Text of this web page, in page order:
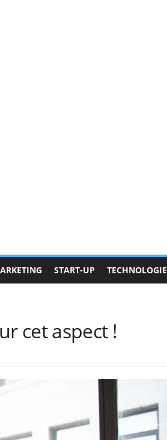
START-UP TECHNOLOGIE
cet aspect !